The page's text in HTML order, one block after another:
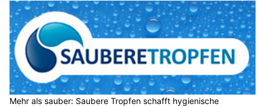
Mehr als sauber: Saubere Tropfen schafft hygienische